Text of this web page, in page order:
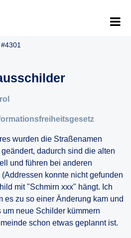
wurden die Straßenamen
dadurch sind die alten
und führen bei anderen
konnte nicht gefunden
mit "Schmirn xxx" hängt. Ich
es zu so einer Änderung kam und
neue Schilder kümmern
schon etwas geplannt ist.